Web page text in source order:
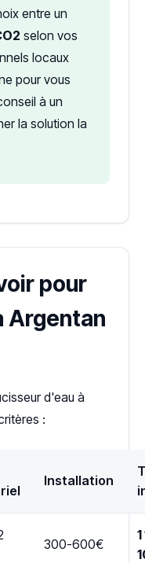
entre un
selon vos
locaux
pour vous
à un
la solution la
pour
Argentan
d'eau à
:
Installation
300-600€